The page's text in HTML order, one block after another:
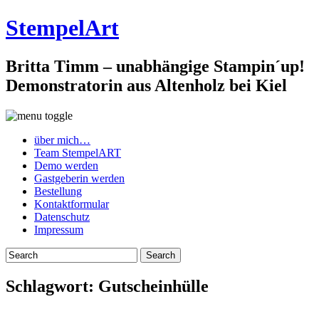
StempelArt
Britta Timm – unabhängige Stampin´up!
Demonstratorin aus Altenholz bei Kiel
über mich…
Team StempelART
Demo werden
Gastgeberin werden
Bestellung
Kontaktformular
Datenschutz
Impressum
Schlagwort: Gutscheinhülle